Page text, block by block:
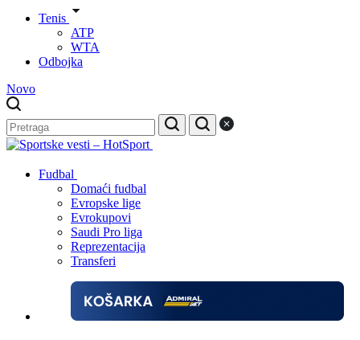
Tenis
ATP
WTA
Odbojka
Novo
Fudbal
Domaći fudbal
Evropske lige
Evrokupovi
Saudi Pro liga
Reprezentacija
Transferi